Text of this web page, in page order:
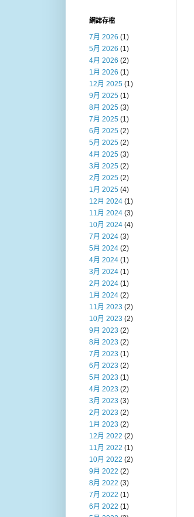
網誌存檔
7月 2026 (1)
5月 2026 (1)
4月 2026 (2)
1月 2026 (1)
12月 2025 (1)
9月 2025 (1)
8月 2025 (3)
7月 2025 (1)
6月 2025 (2)
5月 2025 (2)
4月 2025 (3)
3月 2025 (2)
2月 2025 (2)
1月 2025 (4)
12月 2024 (1)
11月 2024 (3)
10月 2024 (4)
7月 2024 (3)
5月 2024 (2)
4月 2024 (1)
3月 2024 (1)
2月 2024 (1)
1月 2024 (2)
11月 2023 (2)
10月 2023 (2)
9月 2023 (2)
8月 2023 (2)
7月 2023 (1)
6月 2023 (2)
5月 2023 (1)
4月 2023 (2)
3月 2023 (3)
2月 2023 (2)
1月 2023 (2)
12月 2022 (2)
11月 2022 (1)
10月 2022 (2)
9月 2022 (2)
8月 2022 (3)
7月 2022 (1)
6月 2022 (1)